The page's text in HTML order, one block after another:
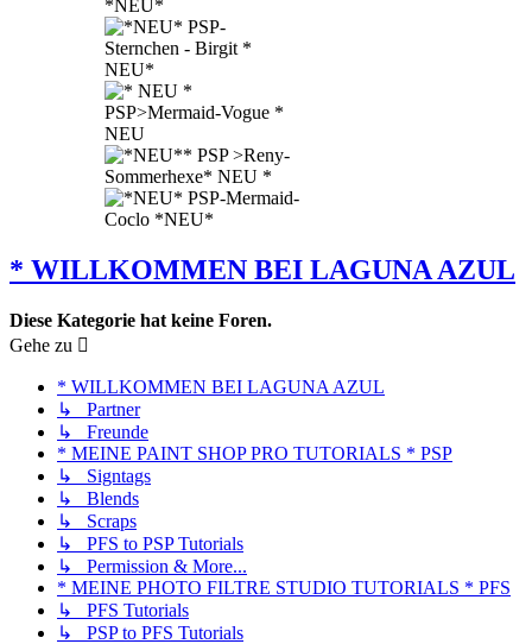
* WILLKOMMEN BEI LAGUNA AZUL
Diese Kategorie hat keine Foren.
Gehe zu
* WILLKOMMEN BEI LAGUNA AZUL
↳ Partner
↳ Freunde
* MEINE PAINT SHOP PRO TUTORIALS * PSP
↳ Signtags
↳ Blends
↳ Scraps
↳ PFS to PSP Tutorials
↳ Permission & More...
* MEINE PHOTO FILTRE STUDIO TUTORIALS * PFS
↳ PFS Tutorials
↳ PSP to PFS Tutorials